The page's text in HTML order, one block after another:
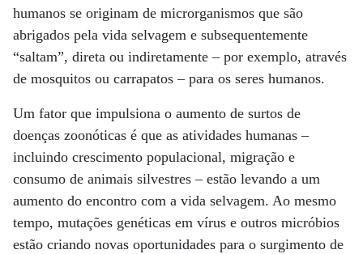
humanos se originam de microrganismos que são
abrigados pela vida selvagem e subsequentemente
“saltam”, direta ou indiretamente – por exemplo, através
de mosquitos ou carrapatos – para os seres humanos.
Um fator que impulsiona o aumento de surtos de
doenças zoonóticas é que as atividades humanas –
incluindo crescimento populacional, migração e
consumo de animais silvestres – estão levando a um
aumento do encontro com a vida selvagem. Ao mesmo
tempo, mutações genéticas em vírus e outros micróbios
estão criando novas oportunidades para o surgimento de